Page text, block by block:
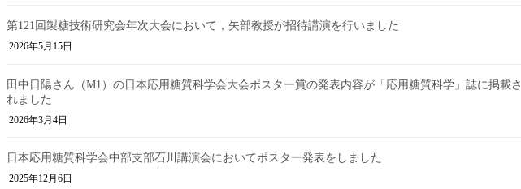
第121回製糖技術研究会年次大会において，矢部教授が招待講演を行いました
2026年5月15日
田中日陽さん（M1）の日本応用糖質科学会大会ポスター賞の発表内容が「応用糖質科学」誌に掲載さ
れました
2026年3月4日
日本応用糖質科学会中部支部石川講演会においてポスター発表をしました
2025年12月6日